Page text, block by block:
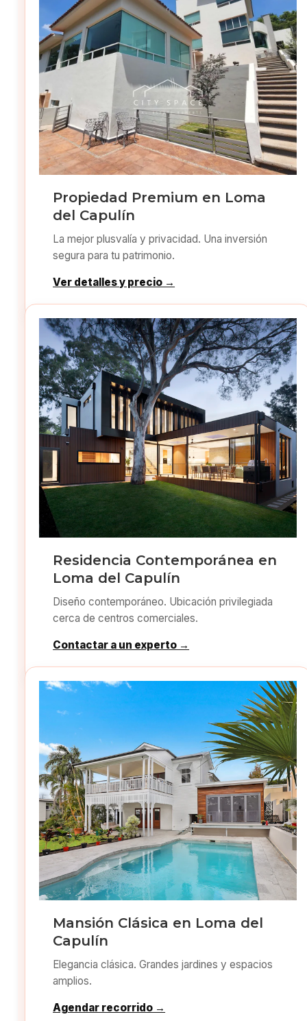
Propiedad Premium en Loma
del Capulín
La mejor plusvalía y privacidad. Una inversión
segura para tu patrimonio.
Ver detalles y precio →
Residencia Contemporánea en
Loma del Capulín
Diseño contemporáneo. Ubicación privilegiada
cerca de centros comerciales.
Contactar a un experto →
Mansión Clásica en Loma del
Capulín
Elegancia clásica. Grandes jardines y espacios
amplios.
Agendar recorrido →